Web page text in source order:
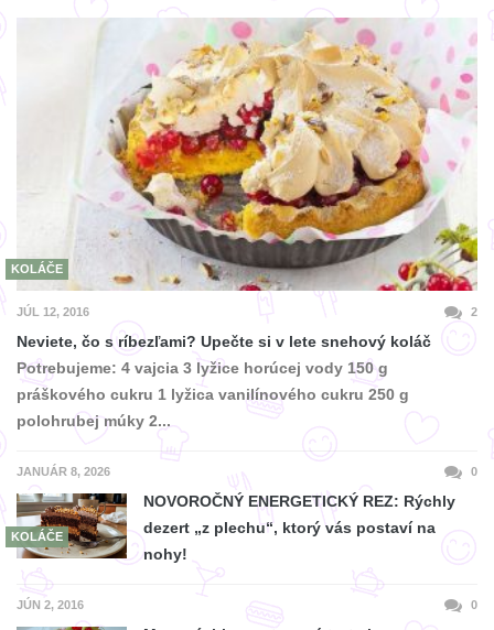
KOLÁČE
JÚL 12, 2016 2
Neviete, čo s ríbezľami? Upečte si v lete snehový koláč
Potrebujeme: 4 vajcia 3 lyžice horúcej vody 150 g
práškového cukru 1 lyžica vanilínového cukru 250 g
polohrubej múky 2...
JANUÁR 8, 2026 0
KOLÁČE
NOVOROČNÝ ENERGETICKÝ REZ: Rýchly
dezert „z plechu“, ktorý vás postaví na
nohy!
JÚN 2, 2016 0